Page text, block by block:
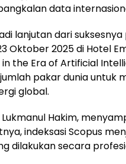
data
lanjutan dari
Oktober 2025 di Hotel
the Era of Artificial
pakar dunia untuk
global.
Hakim,
indeksasi Scopus
dilakukan secara